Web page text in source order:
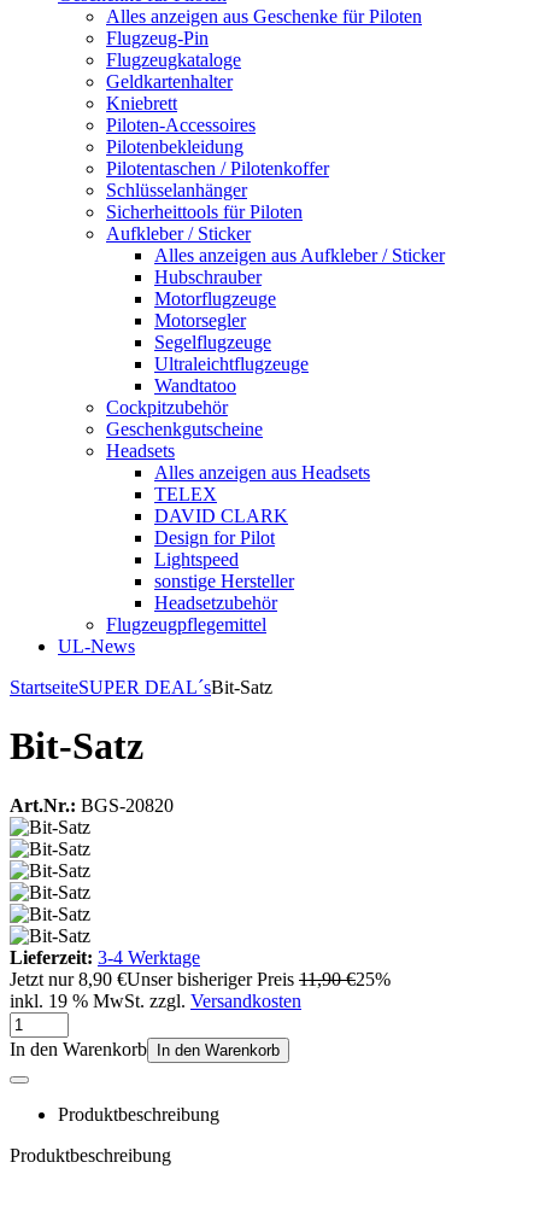
Alles anzeigen aus Geschenke für Piloten
Flugzeug-Pin
Flugzeugkataloge
Geldkartenhalter
Kniebrett
Piloten-Accessoires
Pilotenbekleidung
Pilotentaschen / Pilotenkoffer
Schlüsselanhänger
Sicherheittools für Piloten
Aufkleber / Sticker
Alles anzeigen aus Aufkleber / Sticker
Hubschrauber
Motorflugzeuge
Motorsegler
Segelflugzeuge
Ultraleichtflugzeuge
Wandtatoo
Cockpitzubehör
Geschenkgutscheine
Headsets
Alles anzeigen aus Headsets
TELEX
DAVID CLARK
Design for Pilot
Lightspeed
sonstige Hersteller
Headsetzubehör
Flugzeugpflegemittel
UL-News
StartseiteSUPER DEAL´sBit-Satz
Bit-Satz
Art.Nr.: BGS-20820
Lieferzeit: 3-4 Werktage
Jetzt nur8,90 €Unser bisheriger Preis 11,90 €25%
inkl. 19 % MwSt. zzgl. Versandkosten
In den Warenkorb In den Warenkorb
Produktbeschreibung
Produktbeschreibung